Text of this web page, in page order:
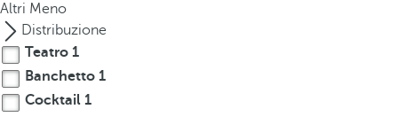
e
o
t
h
Altri Meno
Distribuzione
Teatro 1
Banchetto 1
Cocktail 1